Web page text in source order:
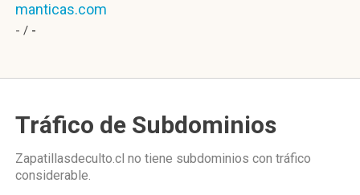
manticas.com
- / -
Tráfico de Subdominios
Zapatillasdeculto.cl no tiene subdominios con tráfico
considerable.